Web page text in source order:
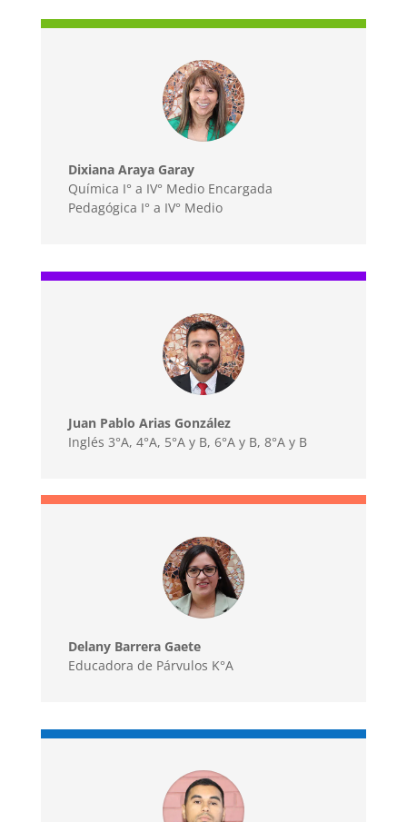
Dixiana Araya Garay
Química I° a IV° Medio Encargada
Pedagógica I° a IV° Medio
Juan Pablo Arias González
Inglés 3°A, 4°A, 5°A y B, 6°A y B, 8°A y B
Delany Barrera Gaete
Educadora de Párvulos K°A